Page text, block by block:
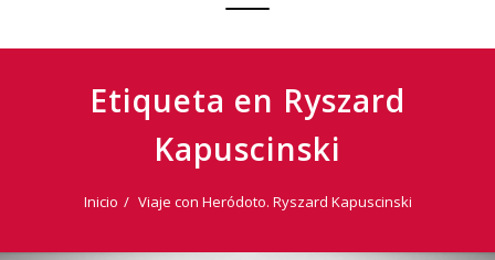
Etiqueta en Ryszard
Kapuscinski
Inicio Viaje con Heródoto. Ryszard Kapuscinski